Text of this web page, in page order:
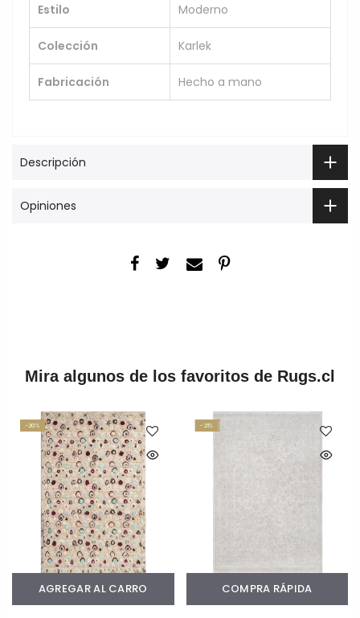
Estilo Moderno
Colección Karlek
Fabricación Hecho a mano
Descripción
Opiniones
Mira algunos de los favoritos de Rugs.cl
-20%
AGREGAR AL CARRO
-21%
COMPRA RÁPIDA